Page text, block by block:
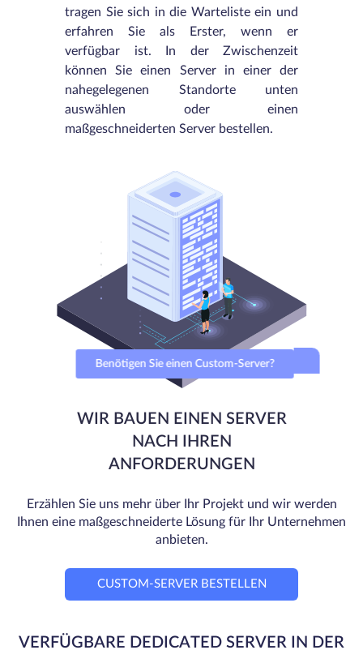
tragen Sie sich in die Warteliste ein und
erfahren Sie als Erster, wenn er
verfügbar ist. In der Zwischenzeit
können Sie einen Server in einer der
nahegelegenen Standorte unten
auswählen oder einen
maßgeschneiderten Server bestellen.
Benötigen Sie einen Custom-Server?
WIR BAUEN EINEN SERVER
NACH IHREN
ANFORDERUNGEN
Erzählen Sie uns mehr über Ihr Projekt und wir werden
Ihnen eine maßgeschneiderte Lösung für Ihr Unternehmen
anbieten.
CUSTOM-SERVER BESTELLEN
VERFÜGBARE DEDICATED SERVER IN DER